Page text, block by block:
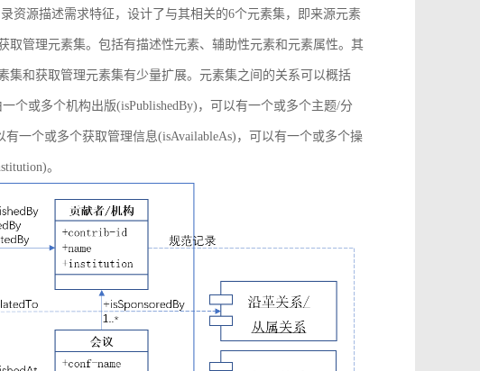
资源描述需求特征，设计了与其相关的6个元素集，即来源元素
管理元素集。包括有描述性元素、辅助性元素和元素属性。其
和获取管理元素集有少量扩展。元素集之间的关系可以概括
个或多个机构出版(isPublishedBy)，可以有一个或多个主题/分
一个或多个获取管理信息(isAvailableAs)，可以有一个或多个操
。